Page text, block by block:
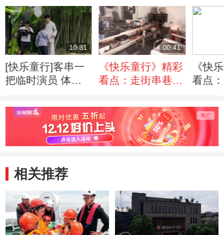
10:31
[快乐童行]客串一
把临时演员 体会
00:41
《快乐童行》精彩
看点：走街串巷，
不一定见过
《快
看点
国电
事
相关推荐